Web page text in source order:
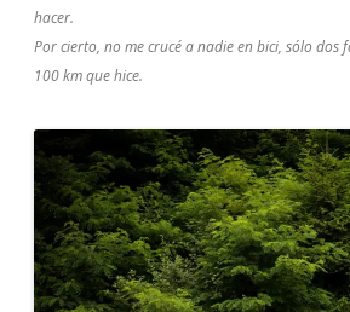
hacer.
Por cierto, no me crucé a nadie en bici, sólo dos
100 km que hice.